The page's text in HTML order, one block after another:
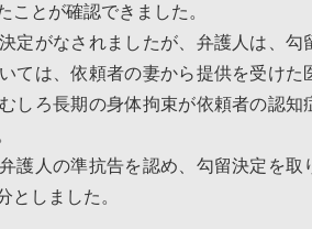
ことが確認できました。
定がなされましたが、弁護人は、
ては、依頼者の妻から提供を受け
しろ長期の身体拘束が依頼者の認
護人の準抗告を認め、勾留決定を
としました。